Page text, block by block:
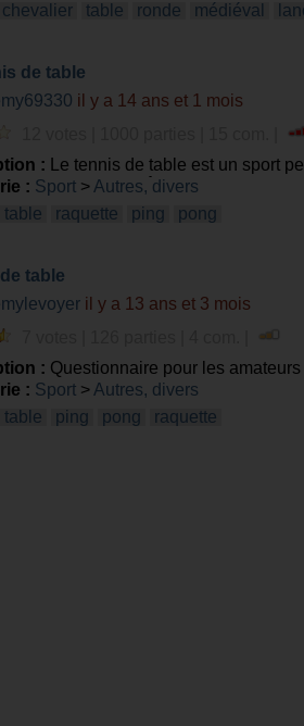
chevalier table ronde médiéval
de table
il y a 14 ans et 1 mois
: Le tennis de table est un sport
le sport en lui même, le haut
: Sport > Autres, divers
table raquette ping pong
table
il y a 13 ans et 3 mois
: Questionnaire pour les
: Sport > Autres, divers
table ping pong raquette